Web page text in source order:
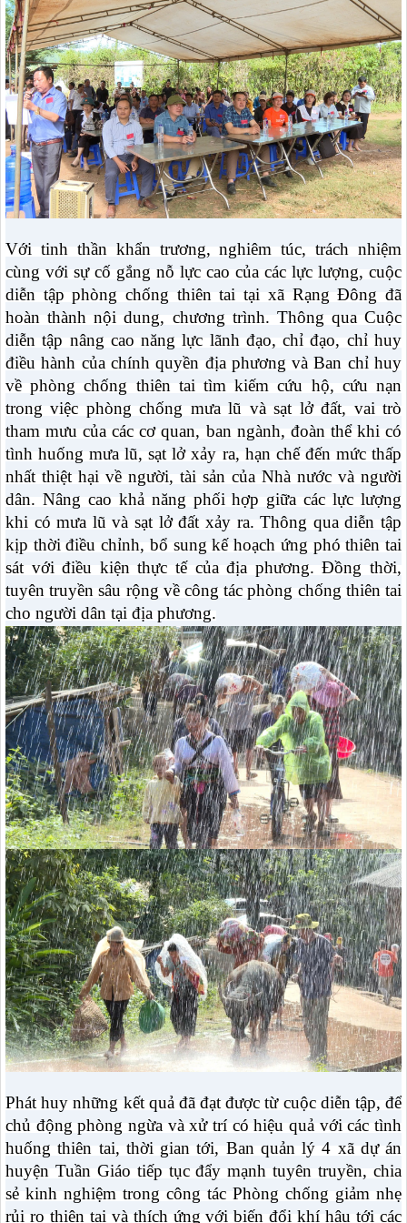
Với tinh thần khẩn trương, nghiêm túc, trách nhiệm
cùng với sự cố gắng nỗ lực cao của các lực lượng, cuộc
diễn tập phòng chống thiên tai tại xã Rạng Đông đã
hoàn thành nội dung, chương trình. Thông qua Cuộc
diễn tập nâng cao năng lực lãnh đạo, chỉ đạo, chỉ huy
điều hành của chính quyền địa phương và Ban chỉ huy
về phòng chống thiên tai tìm kiếm cứu hộ, cứu nạn
trong việc phòng chống mưa lũ và sạt lở đất, vai trò
tham mưu của các cơ quan, ban ngành, đoàn thể khi có
tình huống mưa lũ, sạt lở xảy ra, hạn chế đến mức thấp
nhất thiệt hại về người, tài sản của Nhà nước và người
dân. Nâng cao khả năng phối hợp giữa các lực lượng
khi có mưa lũ và sạt lở đất xảy ra. Thông qua diễn tập
kịp thời điều chỉnh, bổ sung kế hoạch ứng phó thiên tai
sát với điều kiện thực tế của địa phương. Đồng thời,
tuyên truyền sâu rộng về công tác phòng chống thiên tai
cho người dân tại địa phương.
Phát huy những kết quả đã đạt được từ cuộc diễn tập, để
chủ động phòng ngừa và xử trí có hiệu quả với các tình
huống thiên tai, thời gian tới, Ban quản lý 4 xã dự án
huyện Tuần Giáo tiếp tục đẩy mạnh tuyên truyền, chia
sẻ kinh nghiệm trong công tác Phòng chống giảm nhẹ
rủi ro thiên tai và thích ứng với biến đổi khí hậu tới các